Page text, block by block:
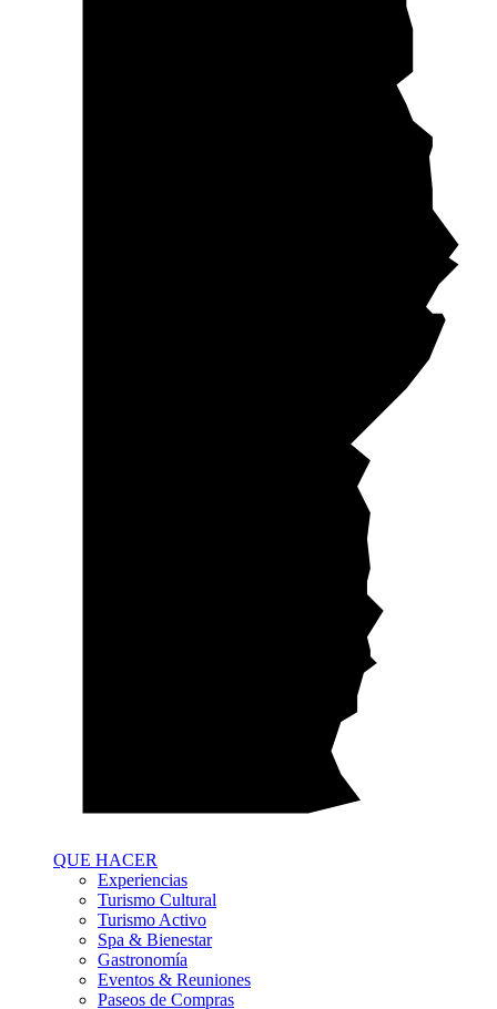
QUE HACER
Experiencias
Turismo Cultural
Turismo Activo
Spa & Bienestar
Gastronomía
Eventos & Reuniones
Paseos de Compras